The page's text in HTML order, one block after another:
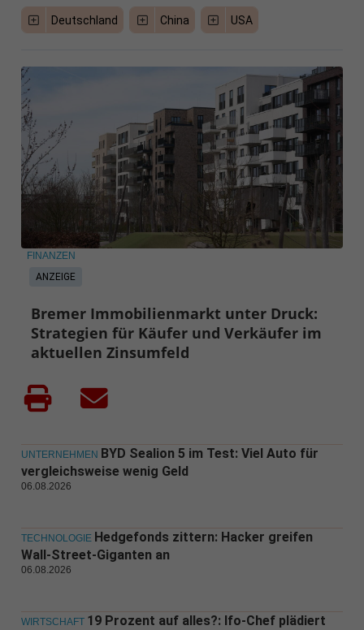
Deutschland China USA
ANZEIGE
FINANZEN
Bremer Immobilienmarkt unter Druck:
Strategien für Käufer und Verkäufer im
aktuellen Zinsumfeld
UNTERNEHMEN BYD Sealion 5 im Test: Viel Auto für
vergleichsweise wenig Geld
06.08.2026
TECHNOLOGIE Hedgefonds zittern: Hacker greifen
Wall-Street-Giganten an
06.08.2026
WIRTSCHAFT 19 Prozent auf alles?: Ifo-Chef plädiert